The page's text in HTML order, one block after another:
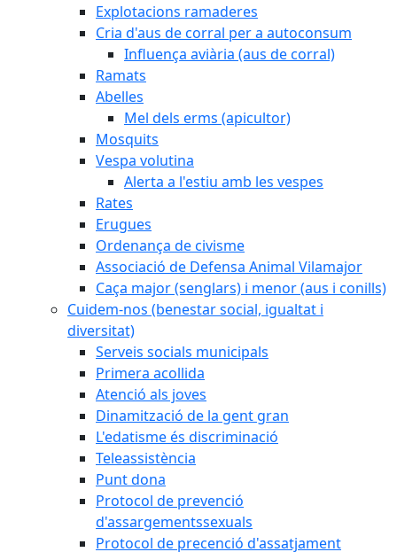
Explotacions ramaderes
Cria d'aus de corral per a autoconsum
Influença aviària (aus de corral)
Ramats
Abelles
Mel dels erms (apicultor)
Mosquits
Vespa volutina
Alerta a l'estiu amb les vespes
Rates
Erugues
Ordenança de civisme
Associació de Defensa Animal Vilamajor
Caça major (senglars) i menor (aus i conills)
Cuidem-nos (benestar social, igualtat i
diversitat)
Serveis socials municipals
Primera acollida
Atenció als joves
Dinamització de la gent gran
L'edatisme és discriminació
Teleassistència
Punt dona
Protocol de prevenció
d'assargementssexuals
Protocol de precenció d'assatjament